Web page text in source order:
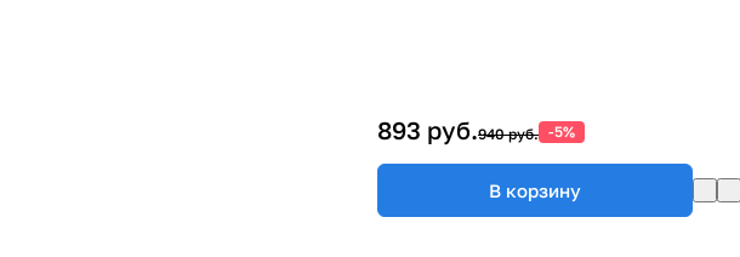
893 руб.940 руб. -5%
В корзину